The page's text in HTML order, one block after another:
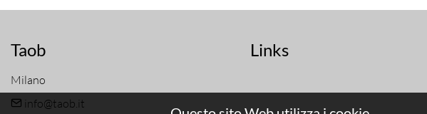
Taob
Milano
info@taob.it
Links